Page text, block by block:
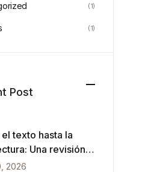
(1)
(1)
Post
texto hasta la
Una revisión
de VPasCode y el
2026